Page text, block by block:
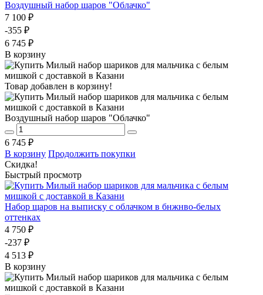
Воздушный набор шаров "Облачко"
7 100 ₽
-355 ₽
6 745 ₽
В корзину
Товар добавлен в корзину!
Воздушный набор шаров "Облачко"
6 745 ₽
В корзину Продолжить покупки
Скидка!
Быстрый просмотр
Набор щаров на выписку с облачком в бнжнво-белых
оттенках
4 750 ₽
-237 ₽
4 513 ₽
В корзину